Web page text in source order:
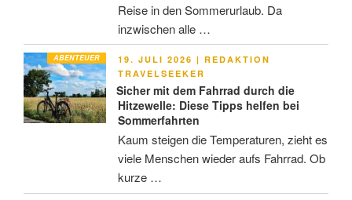
Reise in den Sommerurlaub. Da
inzwischen alle …
ABENTEUER
VERÖFFENTLICHT
AM
19. JULI 2026 | REDAKTION
TRAVELSEEKER
Sicher mit dem Fahrrad durch die
Hitzewelle: Diese Tipps helfen bei
Sommerfahrten
Kaum steigen die Temperaturen, zieht es
viele Menschen wieder aufs Fahrrad. Ob
kurze …